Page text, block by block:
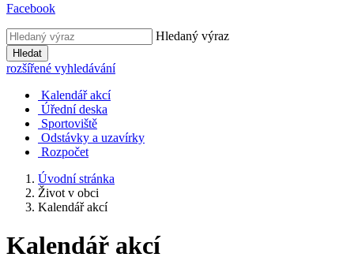
Facebook
Hledaný výraz
Hledat
rozšířené vyhledávání
Kalendář akcí
Úřední deska
Sportoviště
Odstávky a uzavírky
Rozpočet
Úvodní stránka
Život v obci
Kalendář akcí
Kalendář akcí